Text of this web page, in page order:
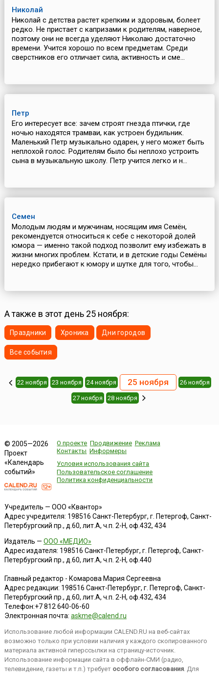
Николай
Николай с детства растет крепким и здоровым, болеет
редко. Не пристает с капризами к родителям, наверное,
поэтому они не всегда уделяют Николаю достаточно
времени. Учится хорошо по всем предметам. Среди
сверстников его отличает сила, активность и сме...
Петр
Его интересует все: зачем строят гнезда птички, где
ночью находятся трамваи, как устроен будильник.
Маленький Петр музыкально одарен, у него может быть
неплохой голос. Родителям было бы неплохо устроить
сына в музыкальную школу. Петр учится легко и н...
Семен
Молодым людям и мужчинам, носящим имя Семён,
рекомендуется относиться к себе с некоторой долей
юмора — именно такой подход позволит ему избежать в
жизни многих проблем. Кстати, и в детские годы Семёны
нередко прибегают к юмору и шутке для того, чтобы...
А также в этот день 25 ноября:
Праздники Хроника Дни городов
Все события
22 ноября 23 ноября 24 ноября 25 ноября 26 ноября
27 ноября 28 ноября
© 2005—2026
Проект
«Календарь
событий»
О проекте Продвижение Реклама
Контакты Информеры
Условия использования сайта
Пользовательское соглашение
Политика конфиденциальности
Учредитель — ООО «Квантор»
Адрес учредителя: 198516 Санкт-Петербург, г. Петергоф, Санкт-
Петербургский пр., д.60, лит.А, ч.п. 2-Н, оф.432, 434
Издатель — ООО «МЕДИО»
Адрес издателя: 198516 Санкт-Петербург, г. Петергоф, Санкт-
Петербургский пр., д.60, лит.А, ч.п. 2-Н, оф.440
Главный редактор - Комарова Мария Сергеевна
Адрес редакции: 198516 Санкт-Петербург, г. Петергоф, Санкт-
Петербургский пр., д.60, лит.А, ч.п. 2-Н, оф.432, 434
Телефон:+7 812 640-06-60
Электронная почта: askme@calend.ru
Использование любой информации CALEND.RU на веб-сайтах
возможно только при условии наличия у каждого скопированного
материала активной гиперссылки на страницу-источник.
Использование информации сайта в оффлайн-СМИ (радио,
телевидение, газеты и т.п.) требует особого согласования. Для